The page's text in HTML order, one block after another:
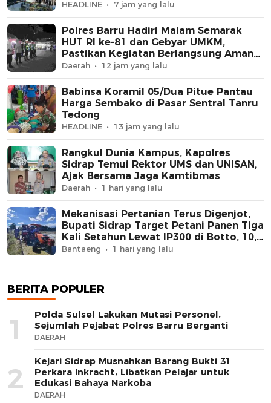
HEADLINE 7 jam yang lalu
Polres Barru Hadiri Malam Semarak
HUT RI ke-81 dan Gebyar UMKM,
Pastikan Kegiatan Berlangsung Aman
dan Kondusif
Daerah 12 jam yang lalu
Babinsa Koramil 05/Dua Pitue Pantau
Harga Sembako di Pasar Sentral Tanru
Tedong
HEADLINE 13 jam yang lalu
Rangkul Dunia Kampus, Kapolres
Sidrap Temui Rektor UMS dan UNISAN,
Ajak Bersama Jaga Kamtibmas
Daerah 1 hari yang lalu
Mekanisasi Pertanian Terus Digenjot,
Bupati Sidrap Target Petani Panen Tiga
Kali Setahun Lewat IP300 di Botto, 10,5
Hektare Sawah Langsung Diolah
Bantaeng 1 hari yang lalu
BERITA POPULER
1
Polda Sulsel Lakukan Mutasi Personel,
Sejumlah Pejabat Polres Barru Berganti
DAERAH
2
Kejari Sidrap Musnahkan Barang Bukti 31
Perkara Inkracht, Libatkan Pelajar untuk
Edukasi Bahaya Narkoba
DAERAH